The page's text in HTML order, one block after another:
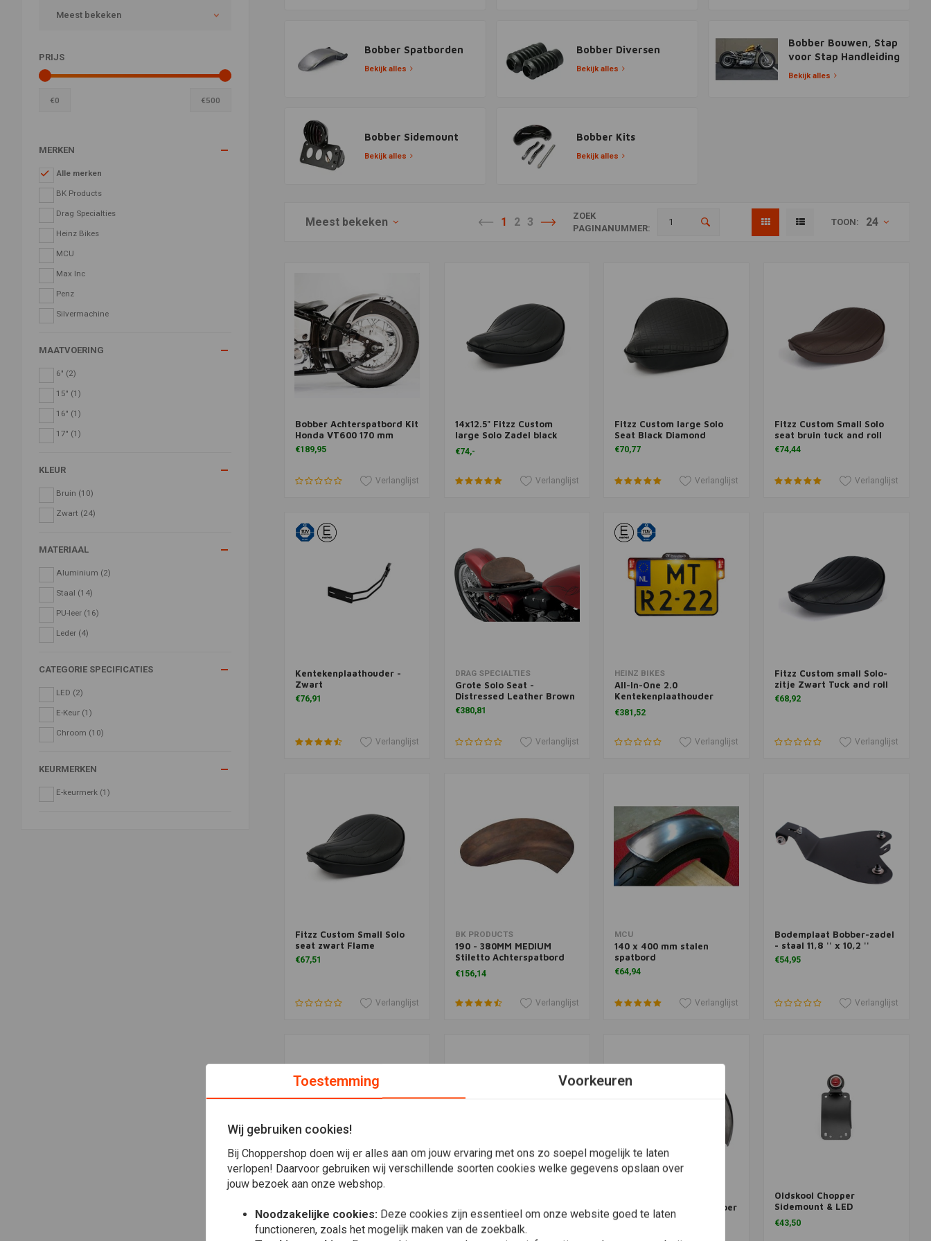
Meest bekeken
PRIJS
€0 €500
MERKEN
Alle merken
BK Products
Drag Specialties
Heinz Bikes
MCU
Max Inc
Penz
Silvermachine
MAATVOERING
6" (2)
15" (1)
16" (1)
17" (1)
KLEUR
Bruin (10)
Zwart (24)
MATERIAAL
Aluminium (2)
Staal (14)
PU-leer (16)
Leder (4)
CATEGORIE SPECIFICATIES
LED (2)
E-Keur (1)
Chroom (10)
KEURMERKEN
E-keurmerk (1)
Bobber Spatborden
Bekijk alles
Bobber Diversen
Bekijk alles
Bobber Bouwen, Stap
voor Stap Handleiding
Bekijk alles
Bobber Sidemount
Bekijk alles
Bobber Kits
Bekijk alles
Meest bekeken 1 2 3
ZOEK
PAGINANUMMER:
TOON: 24
Toevoegen aan winkelwagen
Bobber Achterspatbord Kit
Honda VT600 170 mm
€189,95
Verlanglijst
Toevoegen aan winkelwagen
14x12.5" Fitzz Custom
large Solo Zadel black
Flame
€74,-
Verlanglijst
Toevoegen aan winkelwagen
Fitzz Custom large Solo
Seat Black Diamond
€70,77
Verlanglijst
Toevoegen aan winkelwagen
Fitzz Custom Small Solo
seat bruin tuck and roll
€74,44
Verlanglijst
Meer informatie
Kentekenplaathouder -
Zwart
€76,91
Verlanglijst
Toevoegen aan winkelwagen
DRAG SPECIALTIES
Grote Solo Seat -
Distressed Leather Brown
€380,81
Verlanglijst
Toevoegen aan winkelwagen
HEINZ BIKES
All-In-One 2.0
Kentekenplaathouder
Multifit
€381,52
Verlanglijst
Toevoegen aan winkelwagen
Fitzz Custom small Solo-
zitje Zwart Tuck and roll
€68,92
Verlanglijst
Toevoegen aan winkelwagen
Fitzz Custom Small Solo
seat zwart Flame
€67,51
Verlanglijst
Toevoegen aan winkelwagen
BK PRODUCTS
190 - 380MM MEDIUM
Stiletto Achterspatbord
Staal
€156,14
Verlanglijst
MCU
140 x 400 mm stalen
spatbord
€64,94
Verlanglijst
Meer informatie
Bodemplaat Bobber-zadel
- staal 11,8 '' x 10,2 ''
€54,95
Verlanglijst
€66,21 €67,69
180x700 MM Stalen Bobber
Hardtail Spatbord
Meer informatie
Oldskool Chopper
Sidemount & LED
Achterlicht Combinatie
€43,50
Toestemming Voorkeuren
Wij gebruiken cookies!
Bij Choppershop doen wij er alles aan om jouw ervaring met ons zo soepel mogelijk te laten
verlopen! Daarvoor gebruiken wij verschillende soorten cookies welke gegevens opslaan over
jouw bezoek aan onze webshop.
Noodzakelijke cookies: Deze cookies zijn essentieel om onze website goed te laten
functioneren, zoals het mogelijk maken van de zoekbalk.